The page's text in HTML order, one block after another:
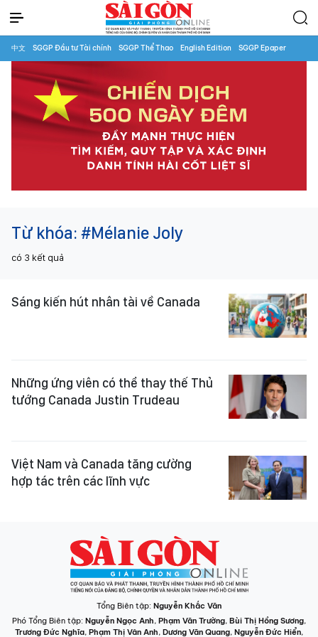
中文 SGGP Đầu tư Tài chính SGGP Thể Thao English Edition SGGP Epaper
Từ khóa: #Mélanie Joly
có 3 kết quả
Sáng kiến hút nhân tài về Canada
Những ứng viên có thể thay thế Thủ
tướng Canada Justin Trudeau
Việt Nam và Canada tăng cường
hợp tác trên các lĩnh vực
Tổng Biên tập: Nguyễn Khắc Văn
Phó Tổng Biên tập: Nguyễn Ngọc Anh, Phạm Văn Trường, Bùi Thị Hồng Sương,
Trương Đức Nghĩa, Phạm Thị Vân Anh, Dương Văn Quang, Nguyễn Đức Hiển,